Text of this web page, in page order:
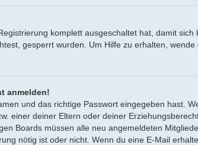
komplett ausgeschaltet hat, damit
gesperrt wurden. Um Hilfe zu erhalten, wende
anmelden!
und das richtige Passwort eingegeben hast.
einer deiner Eltern oder deiner
Boards müssen alle neu angemeldeten
nötig ist oder nicht. Wenn du eine E-Mail